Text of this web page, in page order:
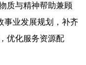
质与精神帮助兼顾
事业发展规划，补齐
优化服务资源配